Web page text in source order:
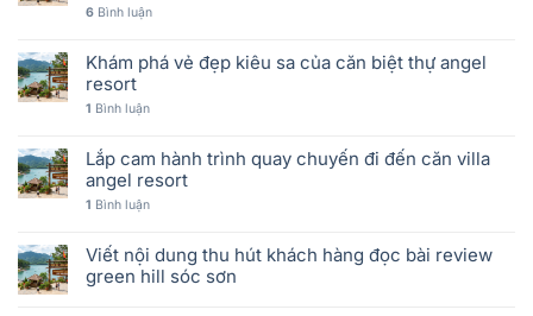
6 Bình luận
Khám phá vẻ đẹp kiêu sa của căn biệt thự angel
resort
1 Bình luận
Lắp cam hành trình quay chuyến đi đến căn villa
angel resort
1 Bình luận
Viết nội dung thu hút khách hàng đọc bài review
green hill sóc sơn